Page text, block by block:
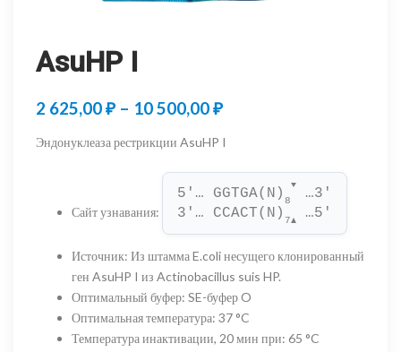
AsuHP I
2 625,00₽ – 10 500,00₽Диапазон
цен:
625,00 ₽
–
10
500,00 ₽
Эндонуклеаза рестрикции AsuHP I
Сайт узнавания:
5'… GGTGA(N) 8
▼
…3'
3'… CCACT(N) 7▲ …5'
Источник: Из штамма E.coli несущего клонированный
ген AsuHP I из Actinobacillus suis HP.
Оптимальный буфер: SE-буфер O
Оптимальная температура: 37 °C
Температура инактивации, 20 мин при: 65 °C